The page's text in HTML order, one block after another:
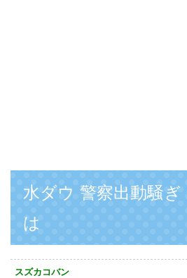
水ダウ 警察出動騒
は
スズカコバン